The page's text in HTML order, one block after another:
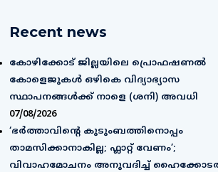
Recent news
കോഴിക്കോട് ജില്ലയിലെ പ്രൊഫഷണൽ
കോളെജുകൾ ഒഴികെ വിദ്യാഭ്യാസ
സ്ഥാപനങ്ങൾക്ക് നാളെ (ശനി) അവധി
07/08/2026
‘ഭർത്താവിന്റെ കുടുംബത്തിനൊപ്പം
താമസിക്കാനാകില്ല; ഫ്ലാറ്റ് വേണം’;
വിവാഹമോചനം അനുവദിച്ച്